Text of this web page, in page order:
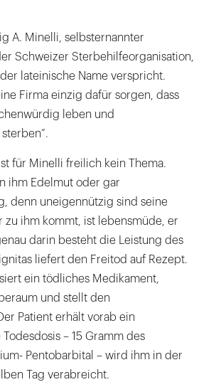
A. Minelli, selbsternannter
Schweizer Sterbehilfeorganisation,
lateinische Name verspricht.
Firma einzig dafür sorgen, dass
leben und
für Minelli freilich kein Thema.
ihm Edelmut oder gar
denn uneigennützig sind seine
zu ihm kommt, ist lebensmüde, er
darin besteht die Leistung des
liefert den Freitod auf Rezept.
ein tödliches Medikament,
und stellt den
Patient erhält vorab ein
– 15 Gramm des
Pentobarbital – wird ihm in der
Tag verabreicht.